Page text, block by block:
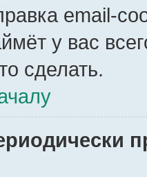
email-
у вас
сделать.